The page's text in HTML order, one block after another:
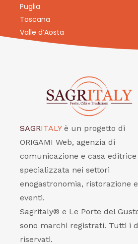
Puglia
Toscana
Valle d’Aosta
SAGRITALY è un progetto di
ORIGAMI Web, agenzia di
comunicazione e casa editrice
specializzata nei settori
enogastronomia, ristorazione
eventi.
Sagritaly® e Le Porte del
sono marchi registrati. Tutti i
riservati.